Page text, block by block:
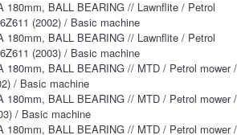
180mm, BALL BEARING // Lawnflite / Petrol
(2002) / Basic machine
180mm, BALL BEARING // Lawnflite / Petrol
(2003) / Basic machine
180mm, BALL BEARING // MTD / Petrol mower /
/ Basic machine
180mm, BALL BEARING // MTD / Petrol mower /
/ Basic machine
180mm, BALL BEARING // MTD / Petrol mower /